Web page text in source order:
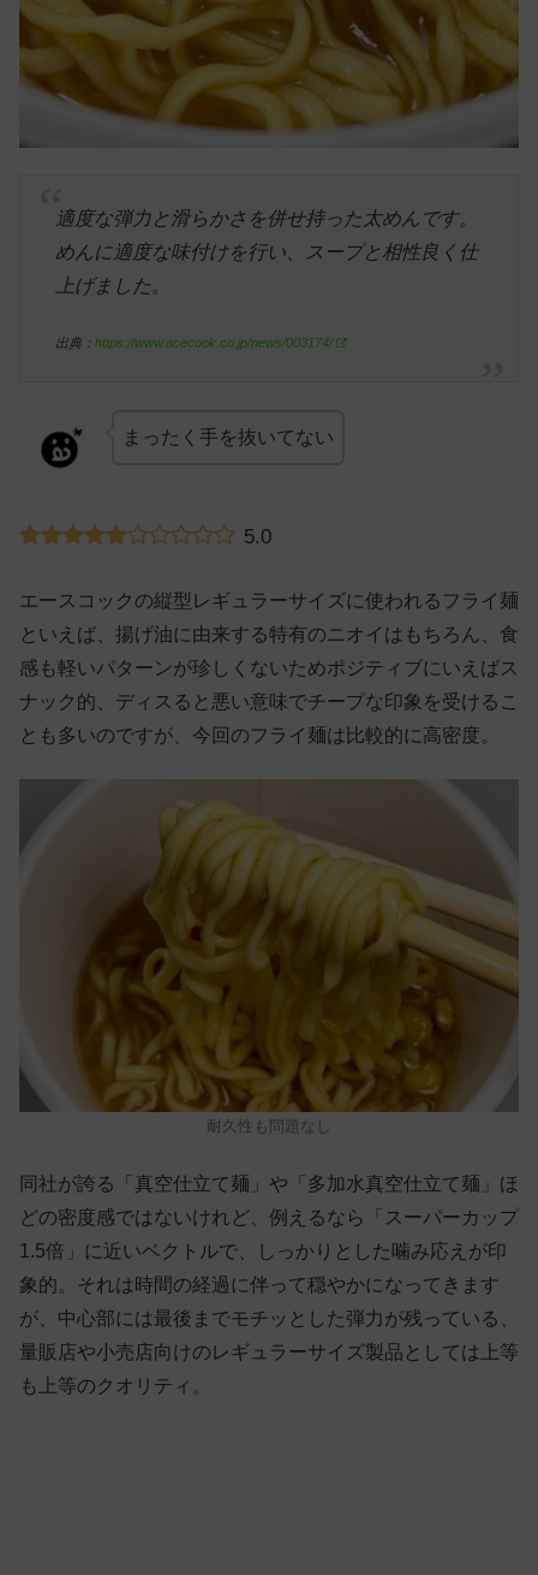
適度な弾力と滑らかさを併せ持った太めんです。
めんに適度な味付けを行い、スープと相性良く仕
上げました。
出典： https://www.acecook.co.jp/news/003174/
まったく手を抜いてない
5.0
エースコックの縦型レギュラーサイズに使われるフライ麺
といえば、揚げ油に由来する特有のニオイはもちろん、食
感も軽いパターンが珍しくないためポジティブにいえばス
ナック的、ディスると悪い意味でチープな印象を受けるこ
とも多いのですが、今回のフライ麺は比較的に高密度。
耐久性も問題なし
同社が誇る「真空仕立て麺」や「多加水真空仕立て麺」ほ
どの密度感ではないけれど、例えるなら「スーパーカップ
1.5倍」に近いベクトルで、しっかりとした噛み応えが印
象的。それは時間の経過に伴って穏やかになってきます
が、中心部には最後までモチッとした弾力が残っている、
量販店や小売店向けのレギュラーサイズ製品としては上等
も上等のクオリティ。